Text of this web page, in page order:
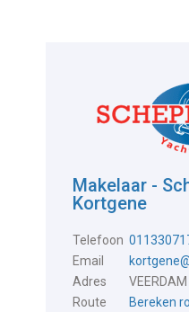
Makelaar -
Kortgene
Telefoon
Email
Adres
Route
Bereken